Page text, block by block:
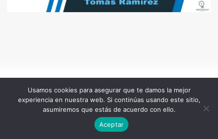
Usamos cookies para asegurar que te damos la mejor
experiencia en nuestra web. Si continúas usando este sitio,
asumiremos que estás de acuerdo con ello.
Aceptar